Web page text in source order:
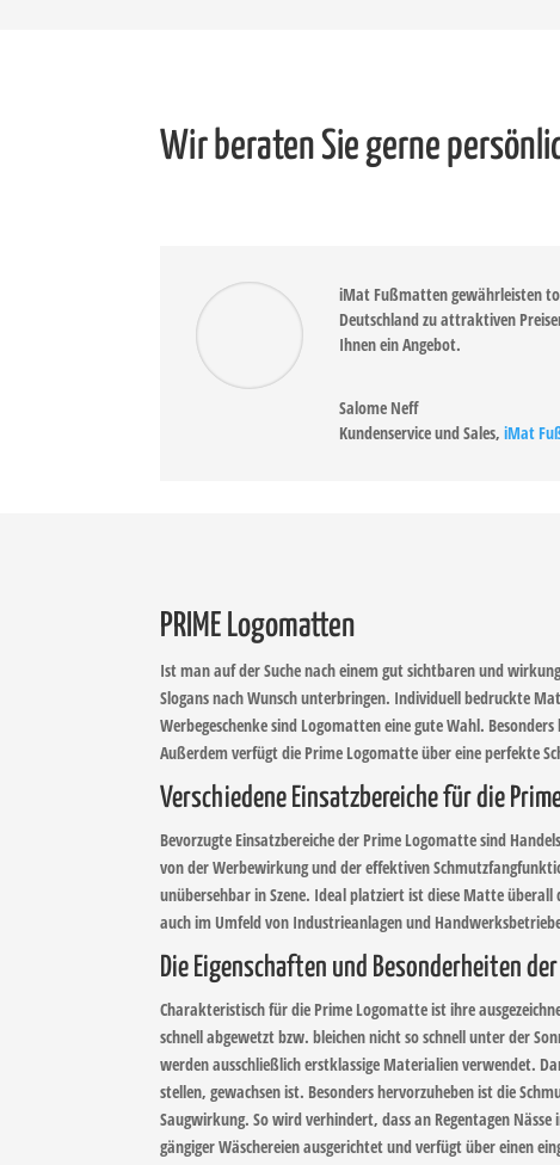
Wir beraten Sie gerne
iMat Fußmatten gewährleisten
Deutschland zu attraktiven
Ihnen ein Angebot.
Salome Neff
Kundenservice und Sales, iMat
PRIME Logomatten
Ist man auf der Suche nach einem gut sichtbaren und
Slogans nach Wunsch unterbringen. Individuell bedruckte
Werbegeschenke sind Logomatten eine gute Wahl.
Außerdem verfügt die Prime Logomatte über eine perfekte
Verschiedene Einsatzbereiche für die
Bevorzugte Einsatzbereiche der Prime Logomatte sind
von der Werbewirkung und der effektiven
unübersehbar in Szene. Ideal platziert ist diese Matte
auch im Umfeld von Industrieanlagen und
Die Eigenschaften und Besonderheiten
Charakteristisch für die Prime Logomatte ist ihre
schnell abgewetzt bzw. bleichen nicht so schnell unter der
werden ausschließlich erstklassige Materialien verwendet.
stellen, gewachsen ist. Besonders hervorzuheben ist die
Saugwirkung. So wird verhindert, dass an Regentagen
gängiger Wäschereien ausgerichtet und verfügt über einen